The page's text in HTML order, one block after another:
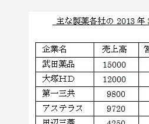
セラミド保湿 セルフケア
ソーシャルウェルネス ソ
タンパク質 ディープクレ
デジタルデトックス デト